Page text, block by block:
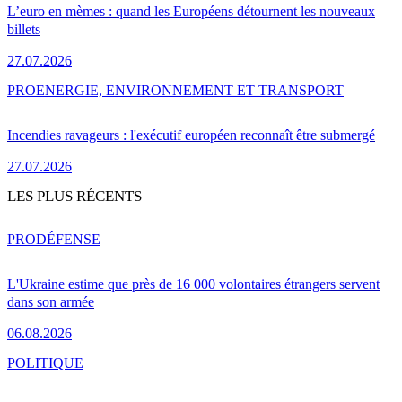
L’euro en mèmes : quand les Européens détournent les nouveaux
billets
27.07.2026
Incendies ravageurs : l'exécutif européen reconnaît être submergé
27.07.2026
PROENERGIE, ENVIRONNEMENT ET TRANSPORT
LES PLUS RÉCENTS
L'Ukraine estime que près de 16 000 volontaires étrangers servent
dans son armée
06.08.2026
PRODÉFENSE
POLITIQUE